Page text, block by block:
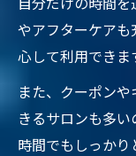
やアフターケア
心して利用できま
また、クーポン
きるサロンも多
時間でもしっか